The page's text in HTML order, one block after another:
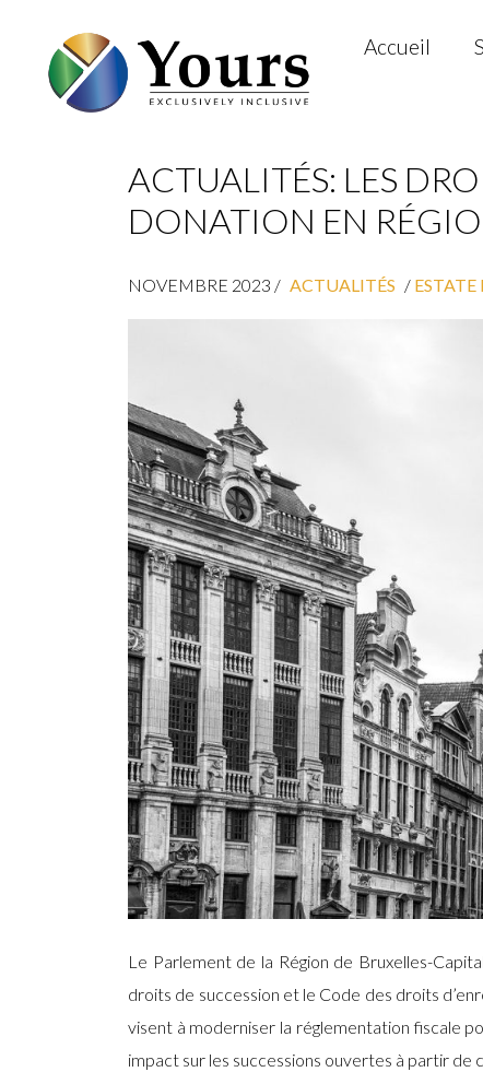
Accueil
ACTUALITÉS: LES
DONATION EN
NOVEMBRE 2023 / ACTUALITÉS
Le Parlement de la Région de Bruxelles-
droits de succession et le Code des droits
visent à moderniser la réglementation fiscale
impact sur les successions ouvertes à partir de